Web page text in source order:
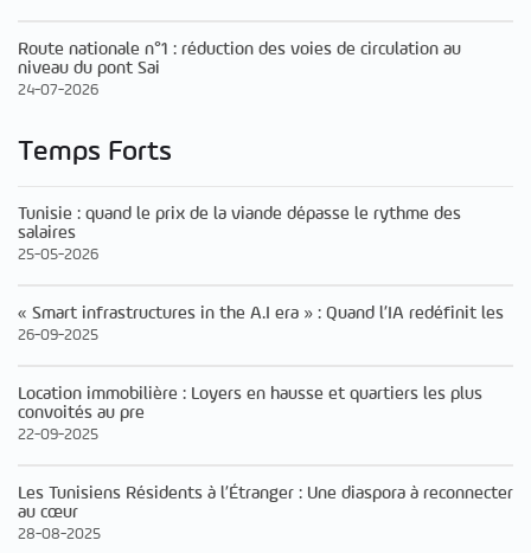
Route nationale n°1 : réduction des voies de circulation au
niveau du pont Sai
24-07-2026
Temps Forts
Tunisie : quand le prix de la viande dépasse le rythme des
salaires
25-05-2026
« Smart infrastructures in the A.I era » : Quand l’IA redéfinit les
26-09-2025
Location immobilière : Loyers en hausse et quartiers les plus
convoités au pre
22-09-2025
Les Tunisiens Résidents à l’Étranger : Une diaspora à reconnecter
au cœur
28-08-2025